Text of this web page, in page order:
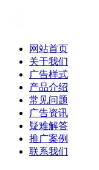
网站首页
关于我们
广告样式
产品介绍
常见问题
广告资讯
疑难解答
推广案例
联系我们